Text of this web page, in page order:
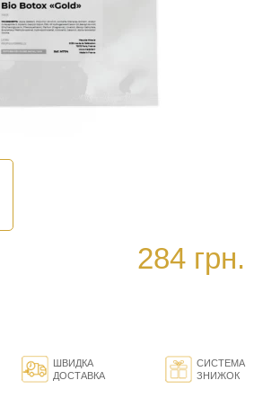
284 грн.
ШВИДКА
ДОСТАВКА
СИСТЕМА
ЗНИЖОК